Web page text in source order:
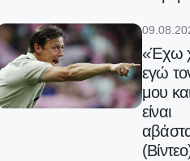
«Έχω
εγώ
μου
είναι